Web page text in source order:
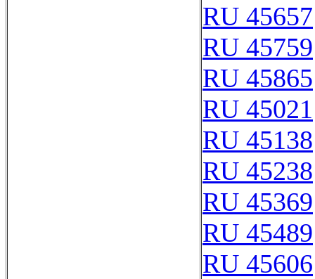
RU 45657
RU 45759
RU 45865
RU 45021
RU 45138
RU 45238
RU 45369
RU 45489
RU 45606